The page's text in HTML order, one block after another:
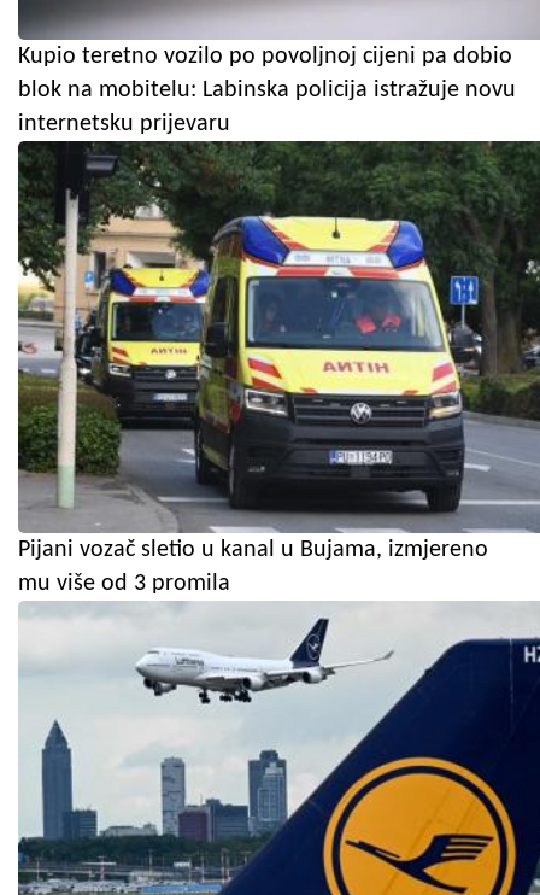
Kupio teretno vozilo po povoljnoj cijeni pa dobio
blok na mobitelu: Labinska policija istražuje novu
internetsku prijevaru
Pijani vozač sletio u kanal u Bujama, izmjereno
mu više od 3 promila